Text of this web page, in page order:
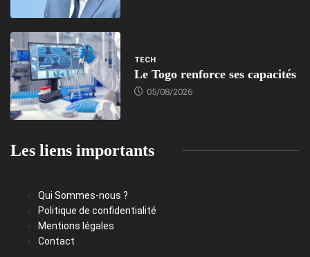
TECH
Le Togo renforce ses capacités
05/08/2026
Les liens importants
Qui Sommes-nous ?
Politique de confidentialité
Mentions légales
Contact